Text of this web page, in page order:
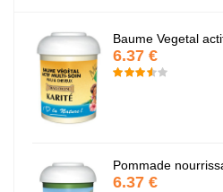
Baume Vegetal
6.37 €
Pommade
6.37 €